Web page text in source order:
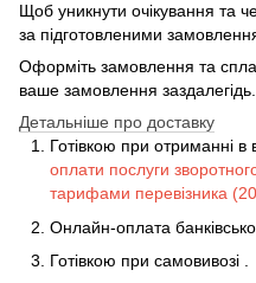
Щоб уникнути очікування та
за підготовленими
Оформіть замовлення та
ваше замовлення заздалегідь.
Детальніше про доставку
Готівкою при отриманні в
оплати послуги
тарифами перевізника
Онлайн-оплата
Готівкою при самовивозі